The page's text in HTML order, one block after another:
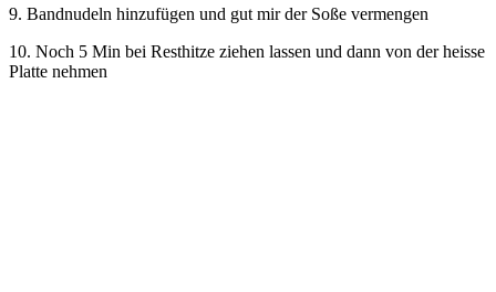
9. Bandnudeln hinzufügen und gut mir der Soße vermengen
10. Noch 5 Min bei Resthitze ziehen lassen und dann von der heisse
Platte nehmen